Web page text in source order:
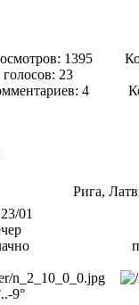
1395
23
4
Рига,
01
9°